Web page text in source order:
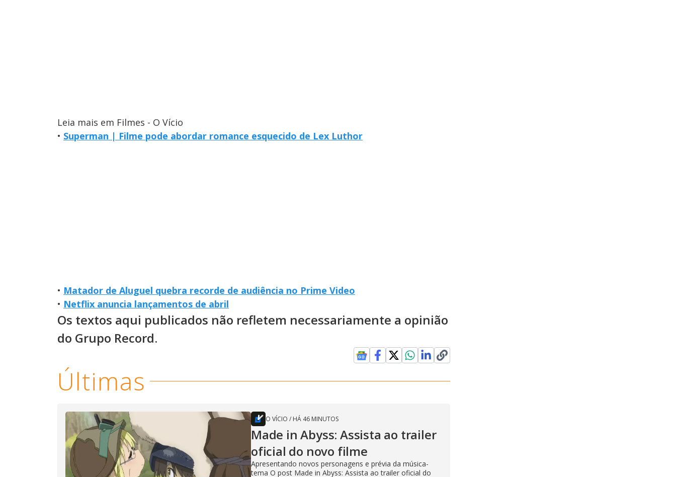
Leia mais em Filmes - O Vício
• Superman | Filme pode abordar romance esquecido de Lex Luthor
• Matador de Aluguel quebra recorde de audiência no Prime Video
• Netflix anuncia lançamentos de abril
Os textos aqui publicados não refletem necessariamente a opinião
do Grupo Record.
Últimas
O VÍCIO / HÁ 46 MINUTOS
Made in Abyss: Assista ao trailer
oficial do novo filme
Apresentando novos personagens e prévia da música-
tema O post Made in Abyss: Assista ao trailer oficial do